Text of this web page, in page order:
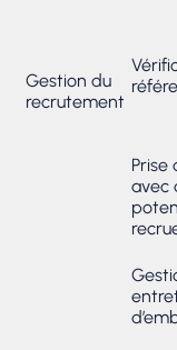
Gestion du
recrutement
Prise
avec